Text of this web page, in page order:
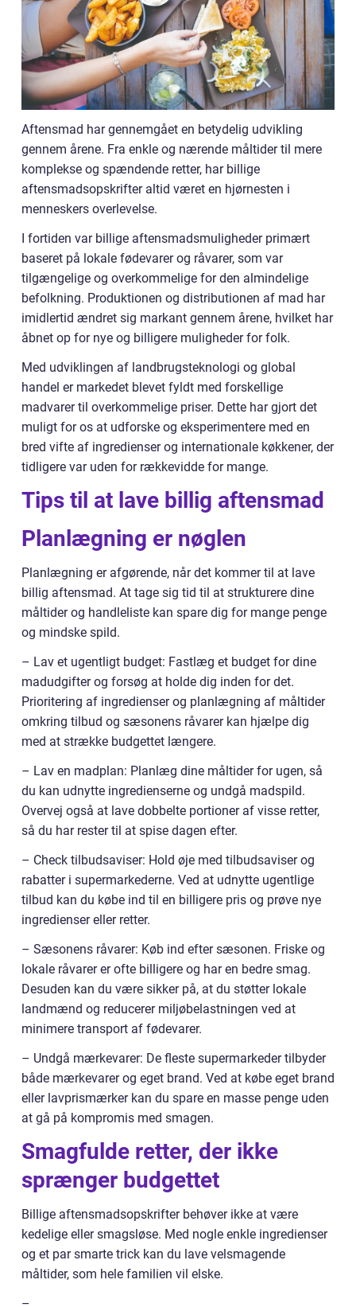
Aftensmad har gennemgået en betydelig udvikling
gennem årene. Fra enkle og nærende måltider til mere
komplekse og spændende retter, har billige
aftensmadsopskrifter altid været en hjørnesten i
menneskers overlevelse.
I fortiden var billige aftensmadsmuligheder primært
baseret på lokale fødevarer og råvarer, som var
tilgængelige og overkommelige for den almindelige
befolkning. Produktionen og distributionen af mad har
imidlertid ændret sig markant gennem årene, hvilket har
åbnet op for nye og billigere muligheder for folk.
Med udviklingen af landbrugsteknologi og global
handel er markedet blevet fyldt med forskellige
madvarer til overkommelige priser. Dette har gjort det
muligt for os at udforske og eksperimentere med en
bred vifte af ingredienser og internationale køkkener, der
tidligere var uden for rækkevidde for mange.
Tips til at lave billig aftensmad
Planlægning er nøglen
Planlægning er afgørende, når det kommer til at lave
billig aftensmad. At tage sig tid til at strukturere dine
måltider og handleliste kan spare dig for mange penge
og mindske spild.
– Lav et ugentligt budget: Fastlæg et budget for dine
madudgifter og forsøg at holde dig inden for det.
Prioritering af ingredienser og planlægning af måltider
omkring tilbud og sæsonens råvarer kan hjælpe dig
med at strække budgettet længere.
– Lav en madplan: Planlæg dine måltider for ugen, så
du kan udnytte ingredienserne og undgå madspild.
Overvej også at lave dobbelte portioner af visse retter,
så du har rester til at spise dagen efter.
– Check tilbudsaviser: Hold øje med tilbudsaviser og
rabatter i supermarkederne. Ved at udnytte ugentlige
tilbud kan du købe ind til en billigere pris og prøve nye
ingredienser eller retter.
– Sæsonens råvarer: Køb ind efter sæsonen. Friske og
lokale råvarer er ofte billigere og har en bedre smag.
Desuden kan du være sikker på, at du støtter lokale
landmænd og reducerer miljøbelastningen ved at
minimere transport af fødevarer.
– Undgå mærkevarer: De fleste supermarkeder tilbyder
både mærkevarer og eget brand. Ved at købe eget brand
eller lavprismærker kan du spare en masse penge uden
at gå på kompromis med smagen.
Smagfulde retter, der ikke
sprænger budgettet
Billige aftensmadsopskrifter behøver ikke at være
kedelige eller smagsløse. Med nogle enkle ingredienser
og et par smarte trick kan du lave velsmagende
måltider, som hele familien vil elske.
–